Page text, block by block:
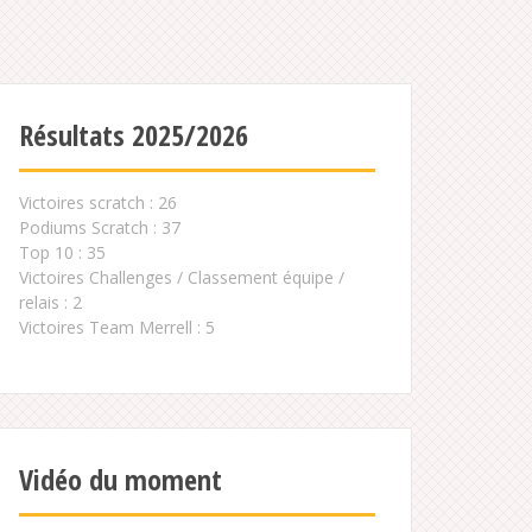
Résultats 2025/2026
Victoires scratch : 26
Podiums Scratch : 37
Top 10 : 35
Victoires Challenges / Classement équipe /
relais : 2
Victoires Team Merrell : 5
Vidéo du moment